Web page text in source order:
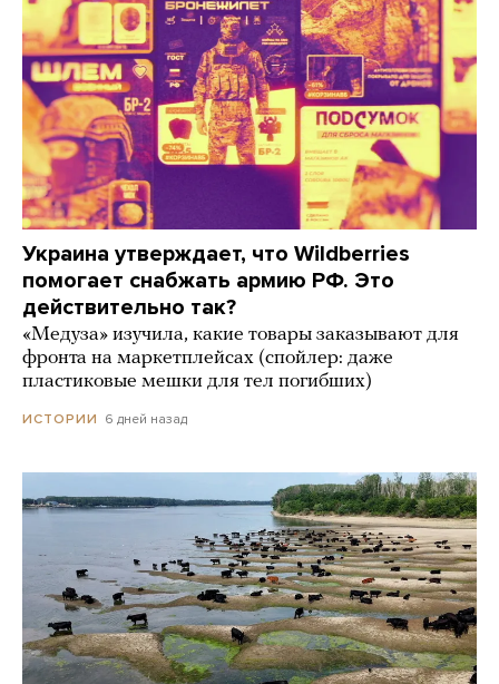
Украина утверждает, что Wildberries
помогает снабжать армию РФ. Это
действительно так?
«Медуза» изучила, какие товары заказывают для
фронта на маркетплейсах (спойлер: даже
пластиковые мешки для тел погибших)
ИСТОРИИ 6 дней назад